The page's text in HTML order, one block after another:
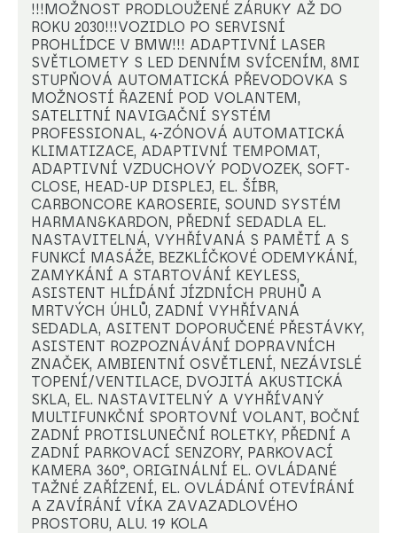
!!!MOŽNOST PRODLOUŽENÉ ZÁRUKY AŽ DO
ROKU 2030!!!VOZIDLO PO SERVISNÍ
PROHLÍDCE V BMW!!! ADAPTIVNÍ LASER
SVĚTLOMETY S LED DENNÍM SVÍCENÍM, 8MI
STUPŇOVÁ AUTOMATICKÁ PŘEVODOVKA S
MOŽNOSTÍ ŘAZENÍ POD VOLANTEM,
SATELITNÍ NAVIGAČNÍ SYSTÉM
PROFESSIONAL, 4-ZÓNOVÁ AUTOMATICKÁ
KLIMATIZACE, ADAPTIVNÍ TEMPOMAT,
ADAPTIVNÍ VZDUCHOVÝ PODVOZEK, SOFT-
CLOSE, HEAD-UP DISPLEJ, EL. ŠÍBR,
CARBONCORE KAROSERIE, SOUND SYSTÉM
HARMAN&KARDON, PŘEDNÍ SEDADLA EL.
NASTAVITELNÁ, VYHŘÍVANÁ S PAMĚTÍ A S
FUNKCÍ MASÁŽE, BEZKLÍČKOVÉ ODEMYKÁNÍ,
ZAMYKÁNÍ A STARTOVÁNÍ KEYLESS,
ASISTENT HLÍDÁNÍ JÍZDNÍCH PRUHŮ A
MRTVÝCH ÚHLŮ, ZADNÍ VYHŘÍVANÁ
SEDADLA, ASITENT DOPORUČENÉ PŘESTÁVKY,
ASISTENT ROZPOZNÁVÁNÍ DOPRAVNÍCH
ZNAČEK, AMBIENTNÍ OSVĚTLENÍ, NEZÁVISLÉ
TOPENÍ/VENTILACE, DVOJITÁ AKUSTICKÁ
SKLA, EL. NASTAVITELNÝ A VYHŘÍVANÝ
MULTIFUNKČNÍ SPORTOVNÍ VOLANT, BOČNÍ
ZADNÍ PROTISLUNEČNÍ ROLETKY, PŘEDNÍ A
ZADNÍ PARKOVACÍ SENZORY, PARKOVACÍ
KAMERA 360°, ORIGINÁLNÍ EL. OVLÁDANÉ
TAŽNÉ ZAŘÍZENÍ, EL. OVLÁDÁNÍ OTEVÍRÁNÍ
A ZAVÍRÁNÍ VÍKA ZAVAZADLOVÉHO
PROSTORU, ALU. 19 KOLA